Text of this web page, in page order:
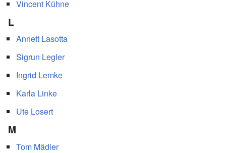
Vincent Kühne
L
Annett Lasotta
Sigrun Legler
Ingrid Lemke
Karla Linke
Ute Losert
M
Tom Mädler